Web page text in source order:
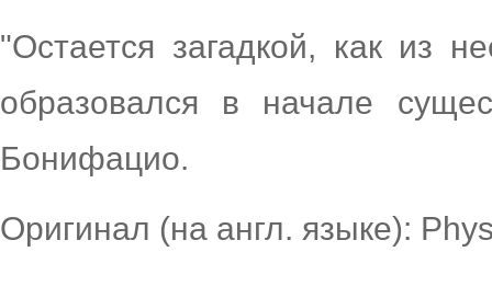
"Остается загадкой, как из
образовался в начале
Бонифацио.
Оригинал (на англ. языке):